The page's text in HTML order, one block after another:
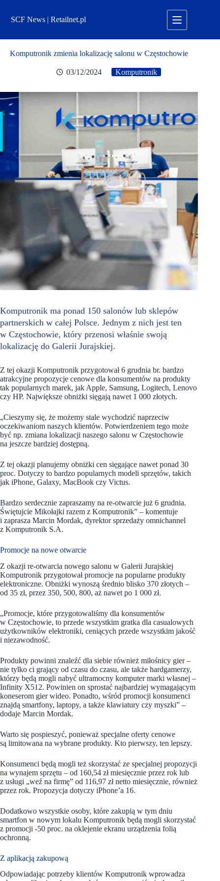
treściSCF News | Retailnet.pl
Komputronik zmienia lokalizację salonu w Częstochowie
03/12/2024 Komputronik
Komputronik ma ponad 150 salonów lub sklepów
partnerskich w całej Polsce. Jednym z nich jest ten
w Częstochowie, który przenosi właśnie swoją
lokalizację do Galerii Jurajskiej.
Z tej okazji Komputronik przygotował 6 grudnia br. bardzo
atrakcyjne propozycje cenowe dla konsumentów na produkty
tak popularnych marek, jak Apple, Samsung, Logitech, Lenovo
czy HP. Największe obniżki sięgają nawet 1 000 złotych.
„Cieszymy się, że możemy stale wychodzić naprzeciw
oczekiwaniom naszych klientów. Potwierdzeniem tego może
być np. zmiana lokalizacji naszego salonu w Częstochowie
na jeszcze bardziej dostępną.
Z tej okazji planujemy obniżki cen sięgające nawet ponad 30
proc. Dotyczy to bardzo popularnych modeli sprzętów, takich
jak iPhone, Galaxy, MacBook czy Victus.
Bardzo serdecznie zapraszamy na re-otwarcie już 6 grudnia.
Świętujcie Mikołajki razem z Komputronik” – komentuje
i zaprasza Marcin Mordak, dyrektor sprzedaży omnichannel
z Komputronik S.A.
Promocje na nowe otwarcie
Z okazji re-otwarcia nowego salonu w Galerii Jurajskiej
Komputronik przygotował promocje na popularne produkty
elektroniczne. Obniżki wynoszą średnio blisko 370 złotych –
od 35 zł, przez 350, 500, 800, aż nawet po 1 000 zł.
„Promocje, które przygotowaliśmy dla konsumentów
w Częstochowie, to przede wszystkim gratka dla casualowych
użytkowników elektroniki, ceniących przede wszystkim jakość
i niezawodność.
Produkty powinni znaleźć dla siebie również miłośnicy gier –
nie tylko ci grający od czasu do czasu, ale także hardgamerzy,
którzy będą mogli nabyć ultramocny komputer marki własnej –
Infinity X512. Powinien on sprostać najbardziej wymagającym
koneserom gier wideo. Ponadto, wśród promocji konsumenci
znajdą smartfony, laptopy, a także klawiatury czy myszki” –
dodaje Marcin Mordak.
Warto się pospieszyć, ponieważ specjalne oferty cenowe
są limitowana na wybrane produkty. Kto pierwszy, ten lepszy.
Konsumenci będą mogli też skorzystać ze specjalnej propozycji
na wynajem sprzętu – od 160,54 zł miesięcznie przez rok lub
z usługi „weź na firmę” od 116,97 zł netto miesięcznie, również
przez rok. Propozycja dotyczy iPhone’a 16.
Dodatkowo wszystkie osoby, które zakupią w tym dniu
smartfon w nowym lokalu Komputronik będą mogli skorzystać
z promocji -50 proc. na oklejenie ekranu urządzenia folią
ochronną.
Z aplikacją zakupową
Odpowiadając potrzeby klientów Komputronik wprowadza